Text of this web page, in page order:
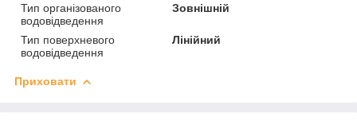
Тип організованого
водовідведення
Зовнішній
Тип поверхневого
водовідведення
Лінійний
Приховати